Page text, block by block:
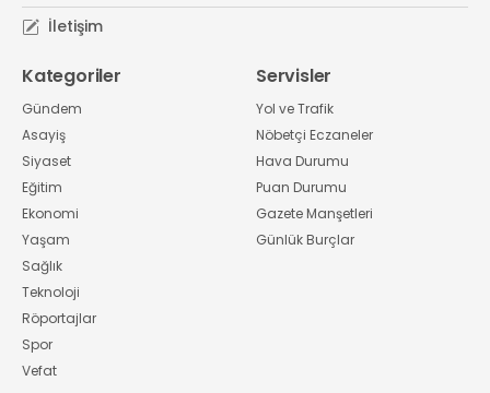
İletişim
Kategoriler
Gündem
Asayiş
Siyaset
Eğitim
Ekonomi
Yaşam
Sağlık
Teknoloji
Röportajlar
Spor
Vefat
Servisler
Yol ve Trafik
Nöbetçi Eczaneler
Hava Durumu
Puan Durumu
Gazete Manşetleri
Günlük Burçlar